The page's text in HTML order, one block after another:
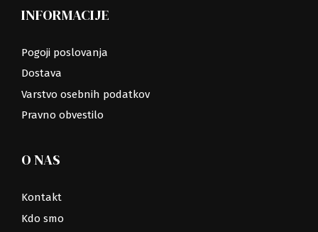
INFORMACIJE
Pogoji poslovanja
Dostava
Varstvo osebnih podatkov
Pravno obvestilo
O NAS
Kontakt
Kdo smo